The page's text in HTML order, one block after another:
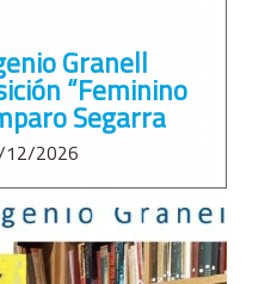
Granell
“Feminino
Segarra
12/2026